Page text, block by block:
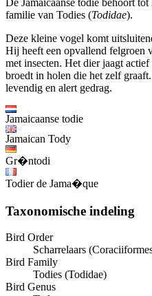
De Jamaicaanse todie behoort tot
familie van Todies (Todidae).
Deze kleine vogel komt
Hij heeft een opvallend felgroen
met insecten. Het dier jaagt
broedt in holen die het zelf
levendig en alert gedrag.
Jamaicaanse todie
Jamaican Tody
Gr�ntodi
Todier de Jama�que
Taxonomische indeling
Bird Order
Scharrelaars
Bird Family
Todies (Todidae)
Bird Genus